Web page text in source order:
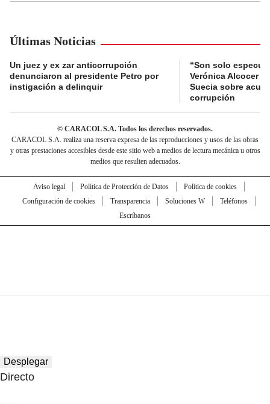
Últimas Noticias
Un juez y ex zar anticorrupción
denunciaron al presidente Petro por
instigación a delinquir
“Son solo
Verónica Alcocer a
Suecia sobre
corrupción
© CARACOL S.A. Todos los derechos reservados.
CARACOL S.A. realiza una reserva expresa de las reproducciones y usos de las obras
y otras prestaciones accesibles desde este sitio web a medios de lectura mecánica u otros
medios que resulten adecuados.
Aviso legal Política de Protección de Datos
Política de cookies
Configuración de cookies
Transparencia Soluciones W
Teléfonos
Escríbanos
Desplegar
Directo